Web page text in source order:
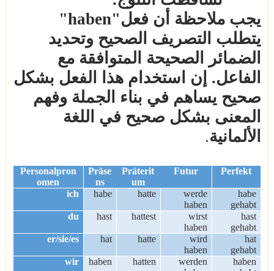
يجب ملاحظة أن فعل"haben"
يتطلب التصريف الصحيح وتحديد
الضمائر الصحيحة المتوافقة مع
الفاعل. إن استخدام هذا الفعل بشكل
صحيح يساهم في بناء الجملة وفهم
المعنى بشكل صحيح في اللغة
الألمانية.
Personalpron
omen
Präse
ns
Präterit
um
Futur Perfekt
ich habe hatte
werde
haben
habe
gehabt
du
hast hattest
wirst
haben
hast
gehabt
er/sie/es
hat hatte
wird
haben
hat
gehabt
wir
haben hatten
werden
haben